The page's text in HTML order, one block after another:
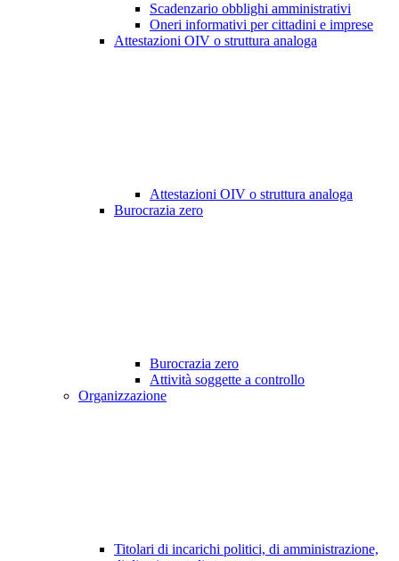
Scadenzario obblighi amministrativi
Oneri informativi per cittadini e imprese
Attestazioni OIV o struttura analoga
Attestazioni OIV o struttura analoga
Burocrazia zero
Burocrazia zero
Attività soggette a controllo
Organizzazione
Titolari di incarichi politici, di amministrazione,